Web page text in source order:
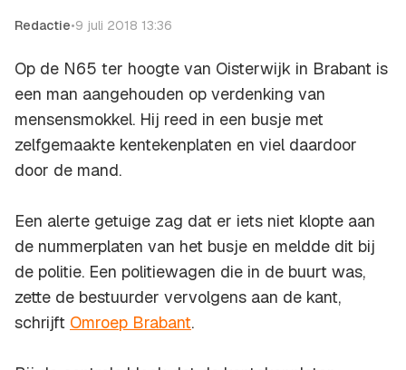
Redactie•9 juli 2018 13:36
Op de N65 ter hoogte van Oisterwijk in Brabant is
een man aangehouden op verdenking van
mensensmokkel. Hij reed in een busje met
zelfgemaakte kentekenplaten en viel daardoor
door de mand.
Een alerte getuige zag dat er iets niet klopte aan
de nummerplaten van het busje en meldde dit bij
de politie. Een politiewagen die in de buurt was,
zette de bestuurder vervolgens aan de kant,
schrijft Omroep Brabant.